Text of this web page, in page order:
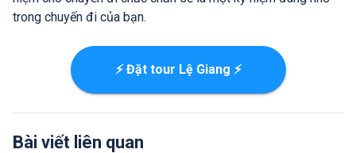
trong chuyến đi của bạn.
⚡ Đặt tour Lệ Giang ⚡
Bài viết liên quan